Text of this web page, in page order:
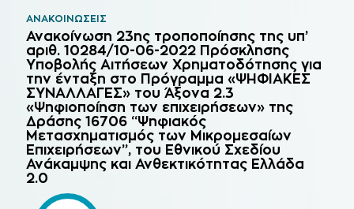
ΑΝΑΚΟΙΝΏΣΕΙΣ
Ανακοίνωση 23ης τροποποίησης της υπ’
αριθ. 10284/10-06-2022 Πρόσκλησης
Υποβολής Αιτήσεων Χρηματοδότησης για
την ένταξη στο Πρόγραμμα «ΨΗΦΙΑΚΕΣ
ΣΥΝΑΛΛΑΓΕΣ» του Άξονα 2.3
«Ψηφιοποίηση των επιχειρήσεων» της
Δράσης 16706 “Ψηφιακός
Μετασχηματισμός των Μικρομεσαίων
Επιχειρήσεων”, του Εθνικού Σχεδίου
Ανάκαμψης και Ανθεκτικότητας Ελλάδα
2.0